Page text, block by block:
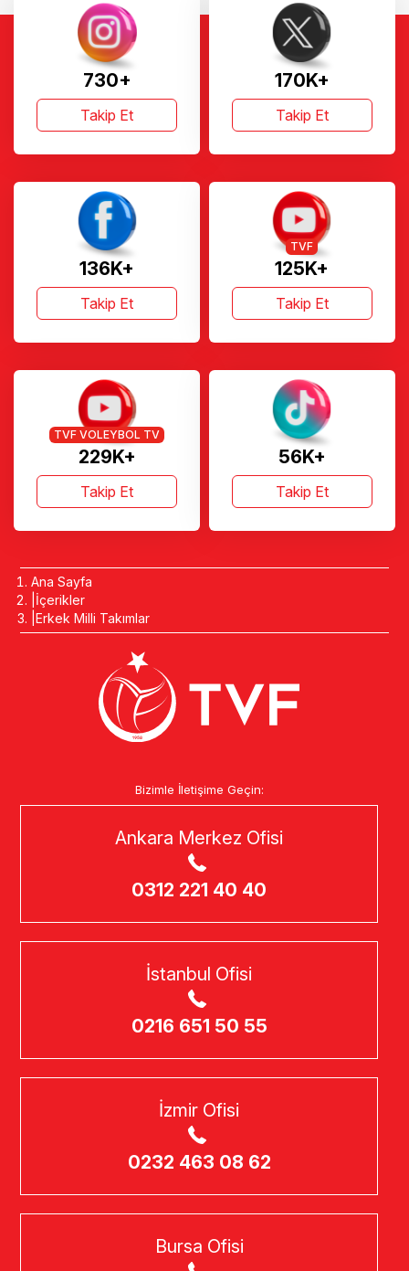
730+
Takip Et
170K+
Takip Et
136K+
Takip Et
125K+
TVF
Takip Et
229K+
TVF VOLEYBOL TV
Takip Et
56K+
Takip Et
Ana Sayfa
İçerikler
Erkek Milli Takımlar
Bizimle İletişime Geçin:
Ankara Merkez Ofisi
0312 221 40 40
İstanbul Ofisi
0216 651 50 55
İzmir Ofisi
0232 463 08 62
Bursa Ofisi